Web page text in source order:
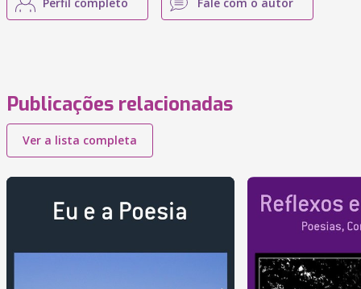
Publicações relacionadas
Ver a lista completa